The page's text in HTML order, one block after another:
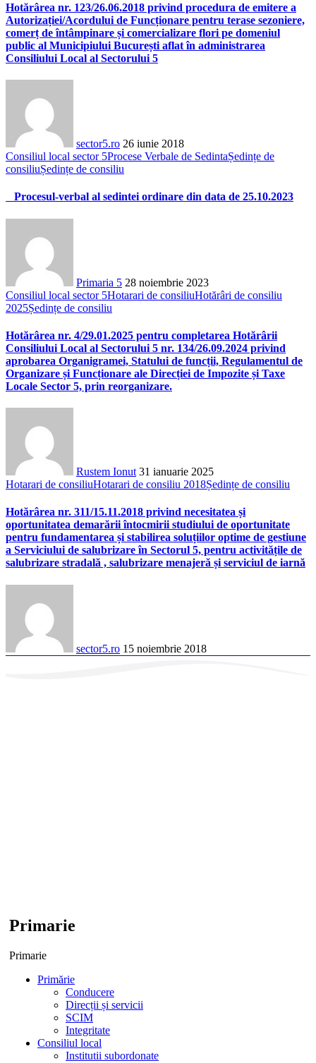
Hotărârea nr. 123/26.06.2018 privind procedura de emitere a
Autorizației/Acordului de Funcționare pentru terase sezoniere,
comerț de întâmpinare și comercializare flori pe domeniul
public al Municipiului București aflat în administrarea
Consiliului Local al Sectorului 5
sector5.ro 26 iunie 2018
Consiliul local sector 5Procese Verbale de SedintaȘedințe de
consiliuȘedințe de consiliu
Procesul-verbal al sedintei ordinare din data de 25.10.2023
Primaria 5 28 noiembrie 2023
Consiliul local sector 5Hotarari de consiliuHotărâri de consiliu
2025Ședințe de consiliu
Hotărârea nr. 4/29.01.2025 pentru completarea Hotărârii
Consiliului Local al Sectorului 5 nr. 134/26.09.2024 privind
aprobarea Organigramei, Statului de funcții, Regulamentul de
Organizare și Funcționare ale Direcției de Impozite și Taxe
Locale Sector 5, prin reorganizare.
Rustem Ionut 31 ianuarie 2025
Hotarari de consiliuHotarari de consiliu 2018Ședințe de consiliu
Hotărârea nr. 311/15.11.2018 privind necesitatea și
oportunitatea demarării întocmirii studiului de oportunitate
pentru fundamentarea și stabilirea soluțiilor optime de gestiune
a Serviciului de salubrizare în Sectorul 5, pentru activitățile de
salubrizare stradală , salubrizare menajeră și serviciul de iarnă
sector5.ro 15 noiembrie 2018
Primarie
Primarie
Primărie
Conducere
Direcții și servicii
SCIM
Integritate
Consiliul local
Institutii subordonate